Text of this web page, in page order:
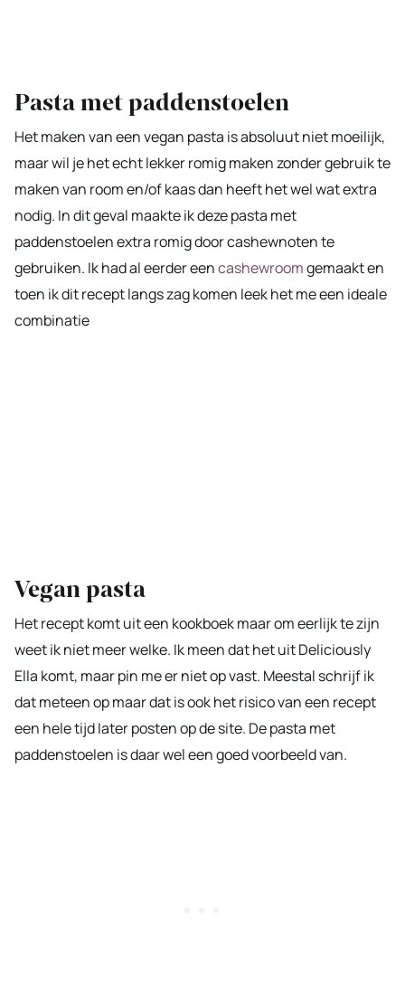
Pasta met paddenstoelen
Het maken van een vegan pasta is absoluut niet moeilijk,
maar wil je het echt lekker romig maken zonder gebruik te
maken van room en/of kaas dan heeft het wel wat extra
nodig. In dit geval maakte ik deze pasta met
paddenstoelen extra romig door cashewnoten te
gebruiken. Ik had al eerder eencashewroomgemaakt en
toen ik dit recept langs zag komen leek het me een ideale
combinatie
Vegan pasta
Het recept komt uit een kookboek maar om eerlijk te zijn
weet ik niet meer welke. Ik meen dat het uit Deliciously
Ella komt, maar pin me er niet op vast. Meestal schrijf ik
dat meteen op maar dat is ook het risico van een recept
een hele tijd later posten op de site. De pasta met
paddenstoelen is daar wel een goed voorbeeld van.